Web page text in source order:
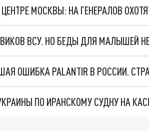
МОСКВЫ: НА ГЕНЕРАЛОВ
ВСУ. НО БЕДЫ ДЛЯ МАЛЫШЕЙ
ПО ИРАНСКОМУ СУДНУ НА